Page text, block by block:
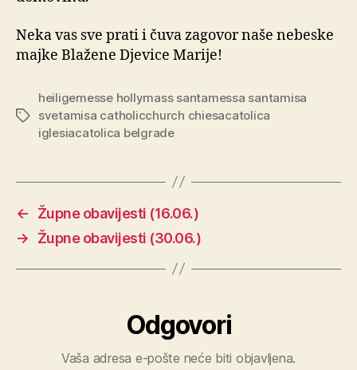
Neka vas sve prati i čuva zagovor naše nebeske
majke Blažene Djevice Marije!
Oznake
heiligemesse hollymass santamessa santamisa
svetamisa catholicchurch chiesacatolica
iglesiacatolica belgrade
←
Župne obavijesti (16.06.)
→
Župne obavijesti (30.06.)
Odgovori
Vaša adresa e-pošte neće biti objavljena.